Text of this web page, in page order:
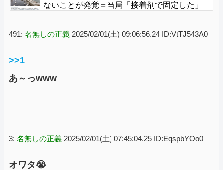
ないことが発覚＝当局「接着剤で固定した」
491: 名無しの正義 2025/02/01(土) 09:06:56.24 ID:VtTJ543A0
>>1
あ～っwww
3: 名無しの正義 2025/02/01(土) 07:45:04.25 ID:EqspbYOo0
オワタ😭